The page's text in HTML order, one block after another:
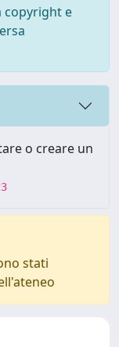
copyright e
o creare un
stati